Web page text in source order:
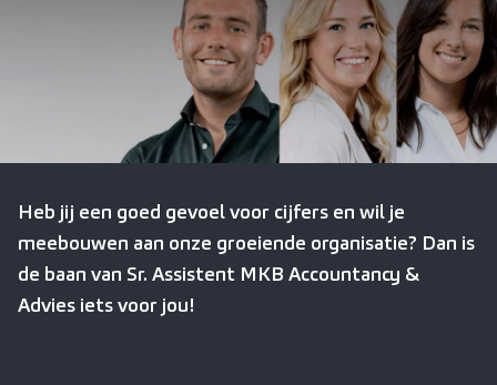
Heb jij een goed gevoel voor cijfers en wil je
meebouwen aan onze groeiende organisatie? Dan is
de baan van Sr. Assistent MKB Accountancy &
Advies iets voor jou!